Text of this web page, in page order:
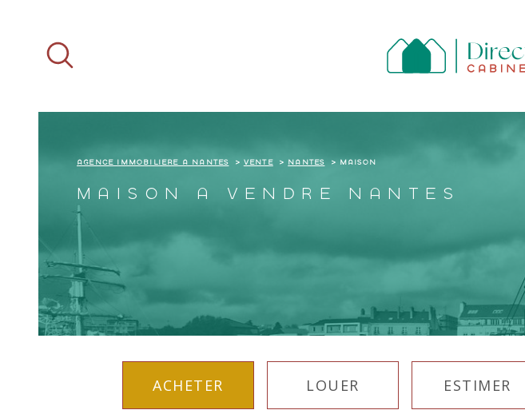
recherche
principal
contenu
AGENCE IMMOBILIÈRE À NANTES VENTE NANTES MAISON
MAISON À VENDRE NANTES
ACHETER LOUER ESTIMER